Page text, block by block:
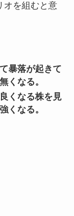
オを組むと意
暴落が起きて
くなる。
くなる株を見
くなる。